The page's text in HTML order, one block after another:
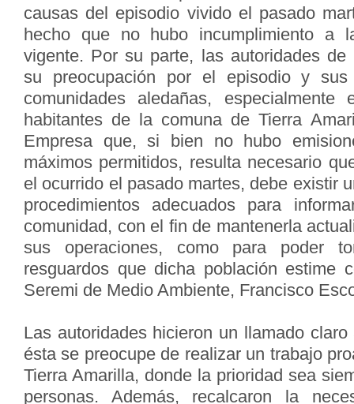
causas del episodio vivido el pasado
hecho que no hubo incumplimiento a
vigente. Por su parte, las autoridades de
su preocupación por el episodio y sus
comunidades aledañas,
habitantes de la comuna de Tierra
Empresa que, si bien no hubo
máximos permitidos, resulta necesario
el ocurrido el pasado martes, debe existir
procedimientos adecuados para
comunidad, con el fin de mantenerla
sus operaciones, como para poder
resguardos que dicha población estime
Seremi de Medio Ambiente, Francisco
Las autoridades hicieron un llamado
ésta se preocupe de realizar un trabajo
Tierra Amarilla, donde la prioridad sea
personas. Además, recalcaron la